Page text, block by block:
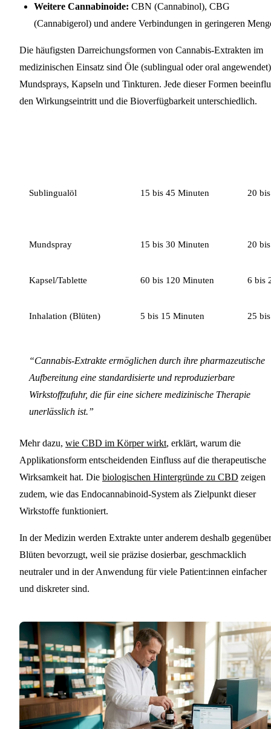
Weitere Cannabinoide: CBN (Cannabinol), CBG
(Cannabigerol) und andere Verbindungen in geringeren
Die häufigsten Darreichungsformen von Cannabis-Extrakten im
medizinischen Einsatz sind Öle (sublingual oder oral
Mundsprays, Kapseln und Tinkturen. Jede dieser Formen
den Wirkungseintritt und die Bioverfügbarkeit unterschiedlich.
Sublingualöl 15 bis 45 Minuten 20
Mundspray 15 bis 30 Minuten 20
Kapsel/Tablette 60 bis 120 Minuten 6 bis
Inhalation (Blüten) 5 bis 15 Minuten 25
“Cannabis-Extrakte ermöglichen durch ihre pharmazeutische
Aufbereitung eine standardisierte und reproduzierbare
Wirkstoffzufuhr, die für eine sichere medizinische Therapie
unerlässlich ist.”
Mehr dazu, wie CBD im Körper wirkt, erklärt, warum die
Applikationsform entscheidenden Einfluss auf die therapeutische
Wirksamkeit hat. Die biologischen Hintergründe zu CBD zeigen
zudem, wie das Endocannabinoid-System als Zielpunkt dieser
Wirkstoffe funktioniert.
In der Medizin werden Extrakte unter anderem deshalb gegenüber
Blüten bevorzugt, weil sie präzise dosierbar, geschmacklich
neutraler und in der Anwendung für viele Patient:innen einfacher
und diskreter sind.